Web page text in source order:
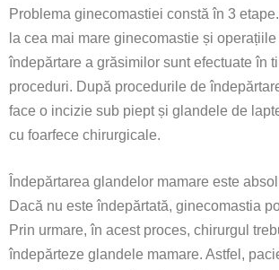
Problema ginecomastiei constă în 3
la cea mai mare ginecomastie și
îndepărtare a grăsimilor sunt efectuate în
proceduri. După procedurile de
face o incizie sub piept și glandele de
cu foarfece chirurgicale.
Îndepărtarea glandelor mamare este
Dacă nu este îndepărtată, ginecomastia
Prin urmare, în acest proces, chirurgul
îndepărteze glandele mamare. Astfel,